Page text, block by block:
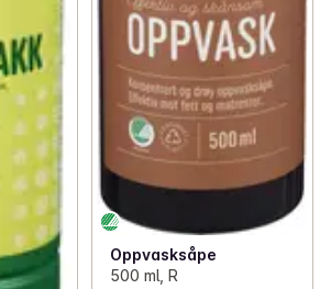
Oppvasksåpe
500 ml, R